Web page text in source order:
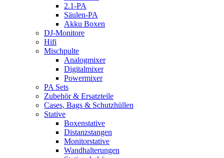
2.1-PA
Säulen-PA
Akku Boxen
DJ-Monitore
Hifi
Mischpulte
Analogmixer
Digitalmixer
Powermixer
PA Sets
Zubehör & Ersatzteile
Cases, Bags & Schutzhüllen
Stative
Boxenstative
Distanzstangen
Monitorstative
Wandhalterungen